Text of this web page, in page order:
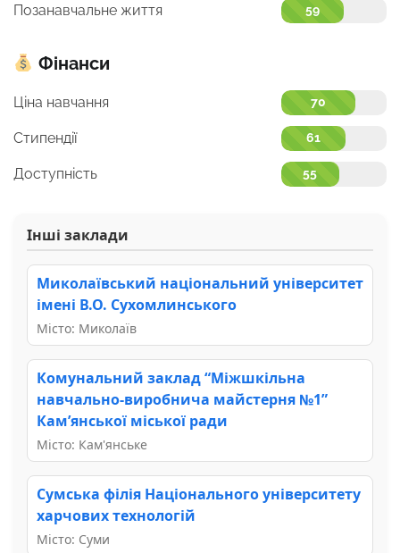
Позанавчальне життя 59
Фінанси
Ціна навчання 70
Стипендії 61
Доступність 55
Інші заклади
Миколаївський національний університет
імені В.О. Сухомлинського
Місто: Миколаїв
Комунальний заклад “Міжшкільна
навчально-виробнича майстерня №1”
Кам’янської міської ради
Місто: Кам'янське
Сумська філія Національного університету
харчових технологій
Місто: Суми